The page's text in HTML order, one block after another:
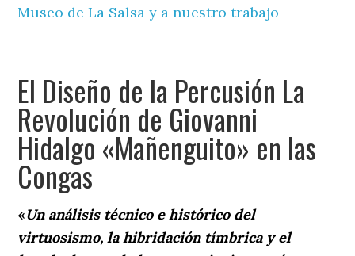
Museo de La Salsa y a nuestro trabajo
El Diseño de la Percusión La
Revolución de Giovanni
Hidalgo «Mañenguito» en las
Congas
«Un análisis técnico e histórico del
virtuosismo, la hibridación tímbrica y el